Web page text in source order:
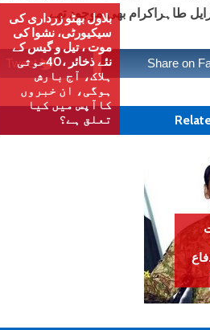
طاہراکرام بھی موجود تھے۔
Share on
Tweet
بلاول بھٹو زرداری کی
سیکیورٹی، نشوا کی
موت ، تیل و گیس کے
نئے ذخائر ،40حوثی
ہلاک، آج بارش
ہوگی، ان خبروں
کاآپس میں کیا
تعلق ہے؟